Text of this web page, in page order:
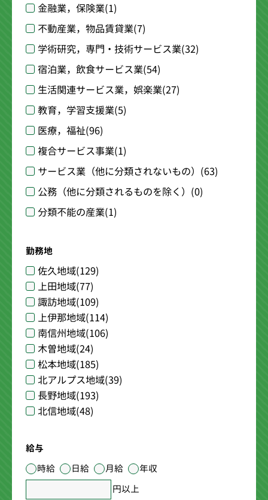
金融業，保険業(1)
不動産業，物品賃貸業(7)
学術研究，専門・技術サービス業(32)
宿泊業，飲食サービス業(54)
生活関連サービス業，娯楽業(27)
教育，学習支援業(5)
医療，福祉(96)
複合サービス事業(1)
サービス業（他に分類されないもの） (63)
公務（他に分類されるものを除く） (0)
分類不能の産業(1)
勤務地
佐久地域(129)
上田地域(77)
諏訪地域(109)
上伊那地域(114)
南信州地域(106)
木曽地域(24)
松本地域(185)
北アルプス地域(39)
長野地域(193)
北信地域(48)
給与
時給
日給 月給
年収
円以上